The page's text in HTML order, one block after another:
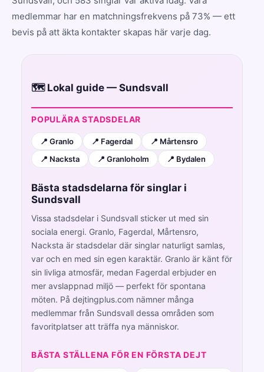
medlemmar har en matchningsfrekvens på 73% — ett
bevis på att äkta kontakter skapas här varje dag.
🗺️ Lokal guide — Sundsvall
POPULÄRA STADSDELAR
📍 Granlo 📍 Fagerdal
📍 Mårtensro
📍 Nacksta
📍 Granloholm 📍 Bydalen
Bästa stadsdelarna för singlar i
Sundsvall
Vissa stadsdelar i Sundsvall sticker ut med sin
sociala energi. Granlo, Fagerdal, Mårtensro,
Nacksta är stadsdelar där singlar naturligt samlas,
var och en med sin egen karaktär. Granlo är känt för
sin livliga atmosfär, medan Fagerdal erbjuder en
mer avslappnad miljö — perfekt för spontana
möten. På dejtingplus.com nämner många
medlemmar från Sundsvall dessa områden som
favoritplatser att träffa nya människor.
BÄSTA STÄLLENA FÖR EN FÖRSTA DEJT